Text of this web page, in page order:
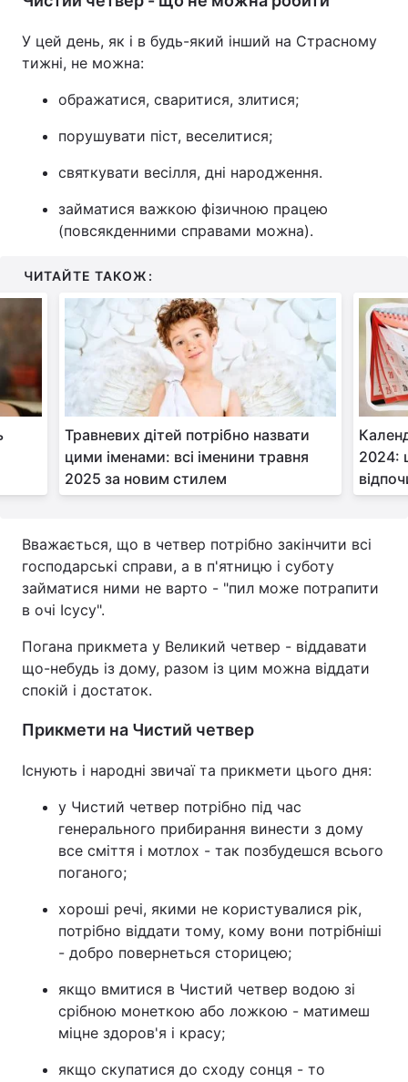
У цей день, як і в будь-який інший на Страсному
тижні, не можна:
ображатися, сваритися, злитися;
порушувати піст, веселитися;
святкувати весілля, дні народження.
займатися важкою фізичною працею
(повсякденними справами можна).
ЧИТАЙТЕ ТАКОЖ:
Травневих дітей потрібно назвати
цими іменами: всі іменини травня
2025 за новим стилем
2024:
Вважається, що в четвер потрібно закінчити всі
господарські справи, а в п'ятницю і суботу
займатися ними не варто - "пил може потрапити
в очі Ісусу".
Погана прикмета у Великий четвер - віддавати
що-небудь із дому, разом із цим можна віддати
спокій і достаток.
Прикмети на Чистий четвер
Існують і народні звичаї та прикмети цього дня:
у Чистий четвер потрібно під час
генерального прибирання винести з дому
все сміття і мотлох - так позбудешся всього
поганого;
хороші речі, якими не користувалися рік,
потрібно віддати тому, кому вони потрібніші
- добро повернеться сторицею;
якщо вмитися в Чистий четвер водою зі
срібною монеткою або ложкою - матимеш
міцне здоров'я і красу;
якщо скупатися до сходу сонця - то